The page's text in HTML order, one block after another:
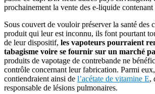
prochainement la vente des e-liquide
Sous couvert de vouloir préserver la santé des
produit qui leur est inconnu, ils font pourtant
de leur dispositif, les vapoteurs pourraient
tabagisme voire se fournir sur un marché
produits de vapotage de contrebande ne
contrôle concernant leur fabrication. Parmi
contiendraient ainsi de l’acétate de vitamine E,
responsable de lésions pulmonaires.